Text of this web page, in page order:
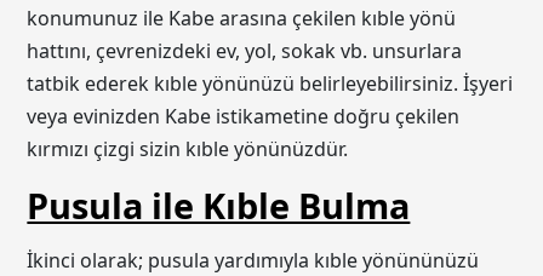
konumunuz ile Kabe arasına çekilen kıble yönü
hattını, çevrenizdeki ev, yol, sokak vb. unsurlara
tatbik ederek kıble yönünüzü belirleyebilirsiniz. İşyeri
veya evinizden Kabe istikametine doğru çekilen
kırmızı çizgi sizin kıble yönünüzdür.
Pusula ile Kıble Bulma
İkinci olarak; pusula yardımıyla kıble yönününüzü